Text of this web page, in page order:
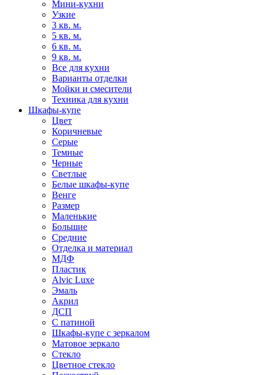
Мини-кухни
Узкие
3 кв. м.
5 кв. м.
6 кв. м.
9 кв. м.
Все для кухни
Варианты отделки
Мойки и смесители
Техника для кухни
Шкафы-купе
Цвет
Коричневые
Серые
Темные
Черные
Светлые
Белые шкафы-купе
Венге
Размер
Маленькие
Большие
Средние
Отделка и материал
МДФ
Пластик
Alvic Luxe
Эмаль
Акрил
ДСП
С патиной
Шкафы-купе с зеркалом
Матовое зеркало
Стекло
Цветное стекло